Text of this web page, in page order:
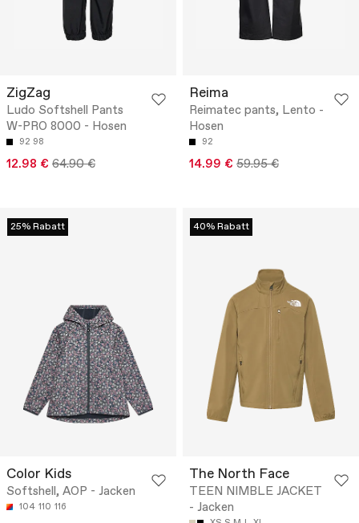
ZigZag
Ludo Softshell Pants
W-PRO 8000 - Hosen
92 98
12.98 € 64.90 €
Reima
Reimatec pants, Lento -
Hosen
92
14.99 € 59.95 €
25% Rabatt
Color Kids
Softshell, AOP - Jacken
104 110 116
40% Rabatt
The North Face
TEEN NIMBLE JACKET
- Jacken